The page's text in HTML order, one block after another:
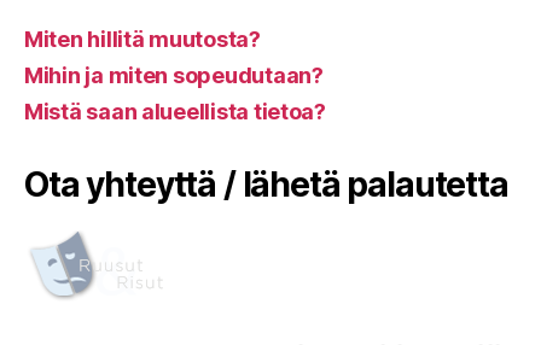
Miten hillitä muutosta?
Mihin ja miten sopeudutaan?
Mistä saan alueellista tietoa?
Ota yhteyttä / lähetä palautetta